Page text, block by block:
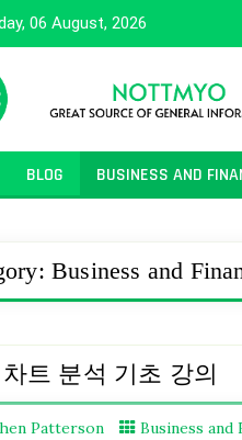
06 August, 2026
BLOG BUSINESS AND
Business and
트 분석 기초 강의
Patterson Business and